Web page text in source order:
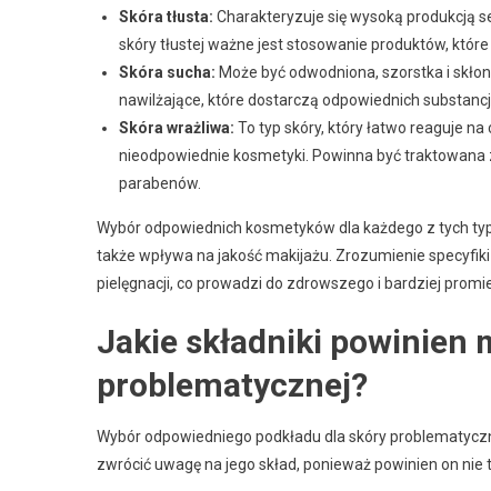
Skóra tłusta: Charakteryzuje się wysoką produkcją
skóry tłustej ważne jest stosowanie produktów,
Skóra sucha: Może być odwodniona, szorstka i
nawilżające, które dostarczą odpowiednich
Skóra wrażliwa: To typ skóry, który łatwo reaguje
nieodpowiednie kosmetyki. Powinna być
parabenów.
Wybór odpowiednich kosmetyków dla każdego z tych
także wpływa na jakość makijażu. Zrozumienie
pielęgnacji, co prowadzi do zdrowszego i bardziej
Jakie składniki powinien
problematycznej?
Wybór odpowiedniego podkładu dla skóry
zwrócić uwagę na jego skład, ponieważ powinien on